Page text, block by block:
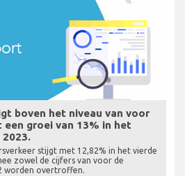
boven het niveau van voor
een groei van 13% in het
stijgt met 12,82% in het vierde
zowel de cijfers van voor de
worden overtroffen.